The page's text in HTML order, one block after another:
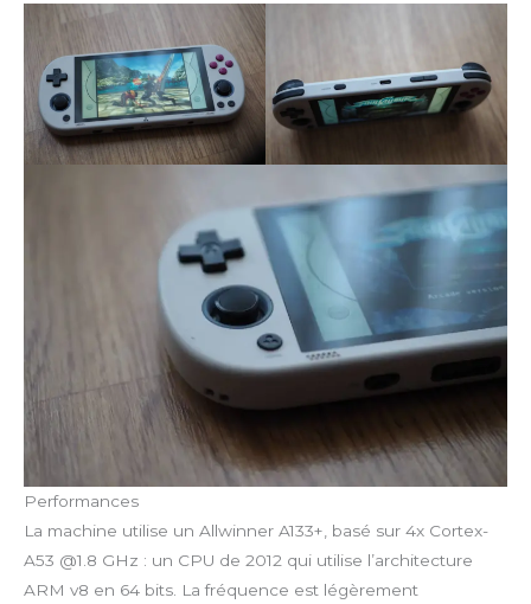
Performances
La machine utilise un Allwinner A133+, basé sur 4x Cortex-
A53 @1.8 GHz : un CPU de 2012 qui utilise l’architecture
ARM v8 en 64 bits. La fréquence est légèrement